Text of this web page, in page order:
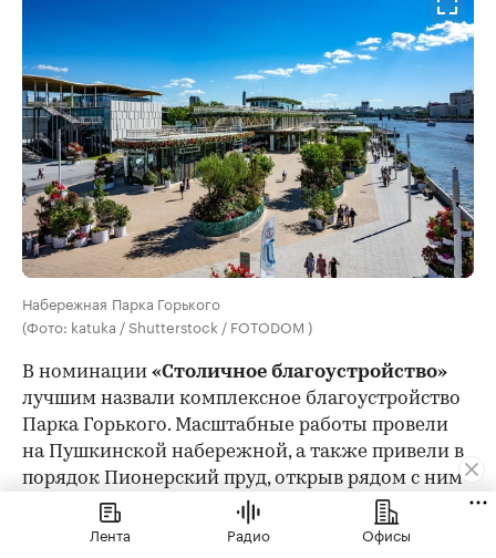
Набережная Парка Горького
(Фото: katuka / Shutterstock / FOTODOM )
В номинации «Столичное благоустройство»
лучшим назвали комплексное благоустройство
Парка Горького. Масштабные работы провели
на Пушкинской набережной, а также привели в
порядок Пионерский пруд, открыв рядом с ним
современную зону отдыха.
Лента Радио Офисы